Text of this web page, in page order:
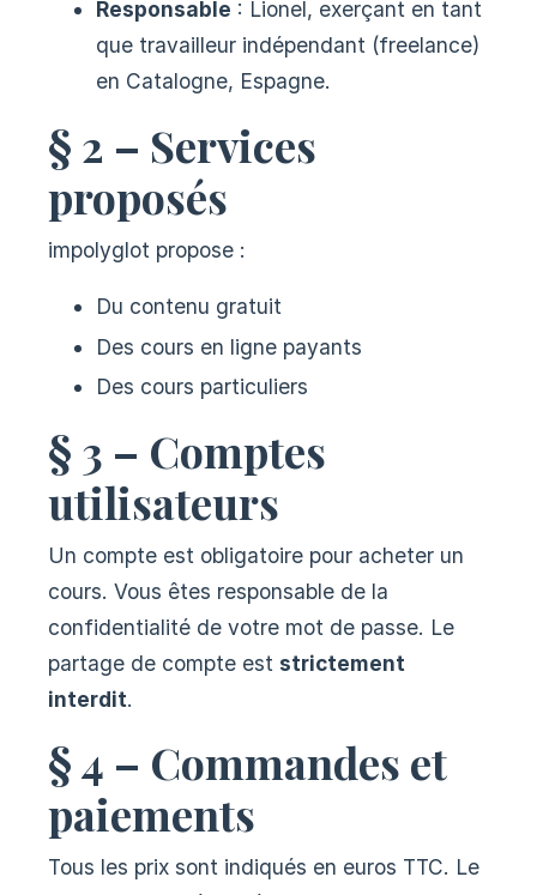
Responsable : Lionel, exerçant en tant
que travailleur indépendant (freelance)
en Catalogne, Espagne.
§ 2 – Services
proposés
impolyglot propose :
Du contenu gratuit
Des cours en ligne payants
Des cours particuliers
§ 3 – Comptes
utilisateurs
Un compte est obligatoire pour acheter un
cours. Vous êtes responsable de la
confidentialité de votre mot de passe. Le
partage de compte est strictement
interdit.
§ 4 – Commandes et
paiements
Tous les prix sont indiqués en euros TTC. Le